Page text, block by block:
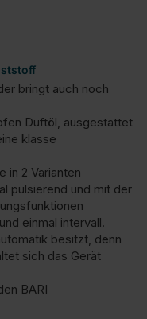
bringt auch noch
Duftöl, ausgestattet
klasse
in 2 Varianten
pulsierend und mit der
einmal intervall.
besitzt, denn
sich das Gerät
BARI